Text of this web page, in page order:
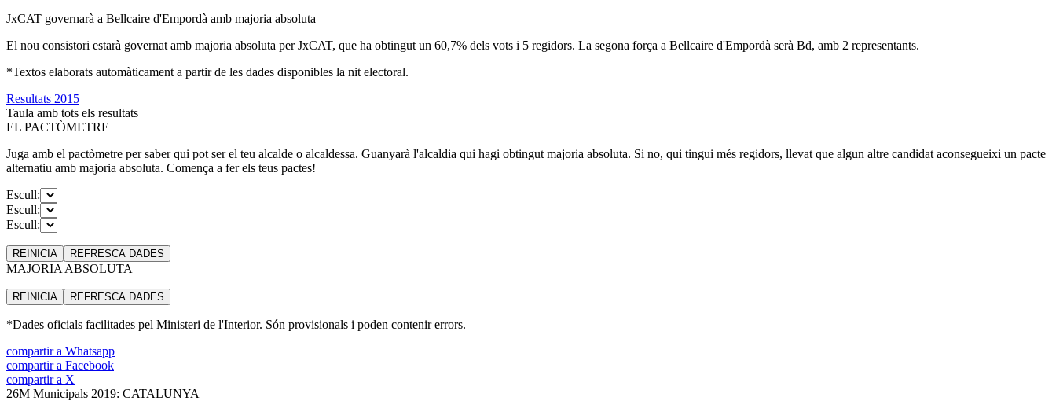
JxCAT governarà a Bellcaire d'Empordà amb majoria absoluta
El nou consistori estarà governat amb majoria absoluta per JxCAT, que ha obtingut un 60,7% dels vots i 5 regidors. La segona força a Bellcaire d'Empordà serà Bd, amb 2 representants.
*Textos elaborats automàticament a partir de les dades disponibles la nit electoral.
Resultats 2015
Taula amb tots els resultats
EL PACTÒMETRE
Juga amb el pactòmetre per saber qui pot ser el teu alcalde o alcaldessa. Guanyarà l'alcaldia qui hagi obtingut majoria absoluta. Si no, qui tingui més regidors, llevat que algun altre candidat aconsegueixi un pacte
alternatiu amb majoria absoluta. Comença a fer els teus pactes!
Escull:
Escull:
Escull:
REINICIA REFRESCA DADES
MAJORIA ABSOLUTA
REINICIA REFRESCA DADES
*Dades oficials facilitades pel Ministeri de l'Interior. Són provisionals i poden contenir errors.
compartir a Whatsapp
compartir a Facebook
compartir a X
26M Municipals 2019: CATALUNYA